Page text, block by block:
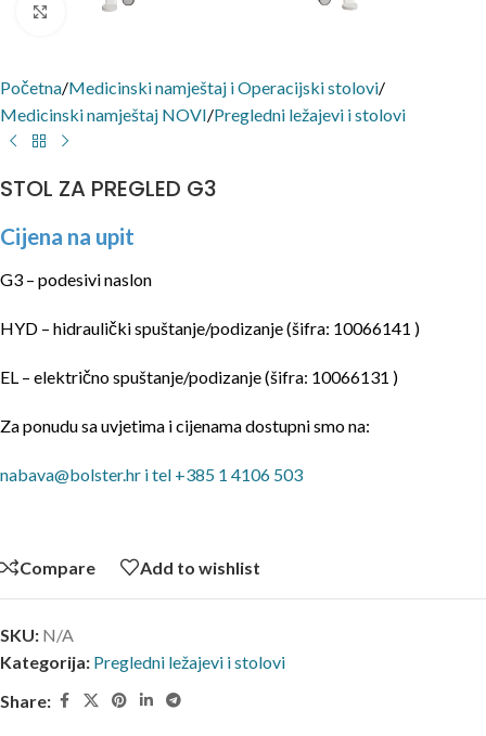
Click to enlarge
Početna/Medicinski namještaj i Operacijski stolovi/
Medicinski namještaj NOVI/Pregledni ležajevi i stolovi
STOL ZA PREGLED G3
Cijena na upit
G3 – podesivi naslon
HYD – hidraulički spuštanje/podizanje (šifra: 10066141 )
EL – električno spuštanje/podizanje (šifra: 10066131 )
Za ponudu sa uvjetima i cijenama dostupni smo na:
nabava@bolster.hr i tel +385 1 4106 503
Compare Add to wishlist
SKU: N/A
Kategorija: Pregledni ležajevi i stolovi
Share: